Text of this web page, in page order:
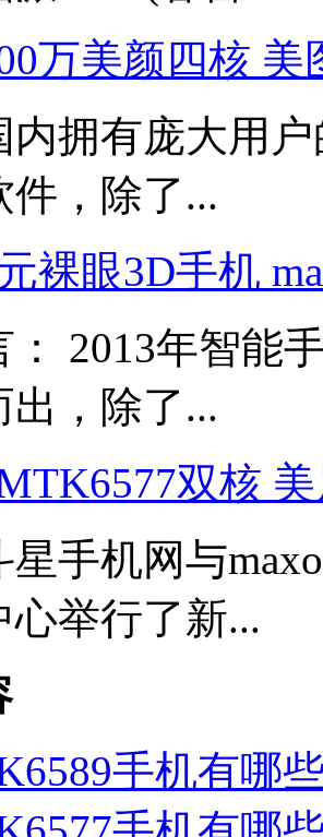
万美颜四核 美
内拥有庞大用
件，除了...
裸眼3D手机
： 2013年智能
出，除了...
双核
星手机网与
心举行了新...
手机有哪